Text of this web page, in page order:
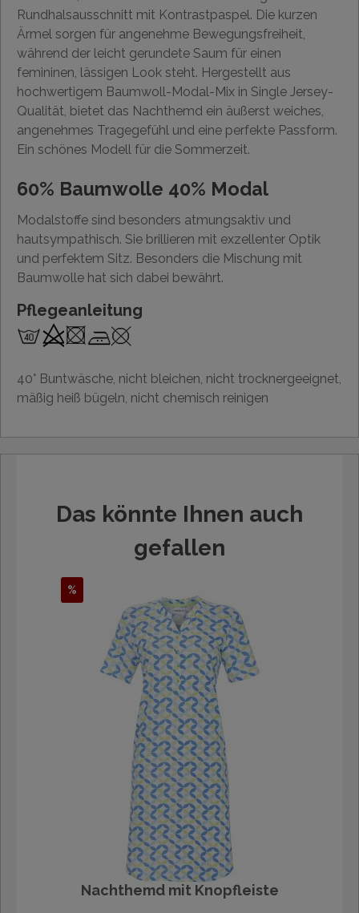
Rundhalsausschnitt mit Kontrastpaspel. Die kurzen
Ärmel sorgen für angenehme Bewegungsfreiheit,
während der leicht gerundete Saum für einen
femininen, lässigen Look steht. Hergestellt aus
hochwertigem Baumwoll-Modal-Mix in Single Jersey-
Qualität, bietet das Nachthemd ein äußerst weiches,
angenehmes Tragegefühl und eine perfekte Passform.
Ein schönes Modell für die Sommerzeit.
60% Baumwolle 40% Modal
Modalstoffe sind besonders atmungsaktiv und
hautsympathisch. Sie brillieren mit exzellenter Optik
und perfektem Sitz. Besonders die Mischung mit
Baumwolle hat sich dabei bewährt.
Pflegeanleitung
40° Buntwäsche, nicht bleichen, nicht trocknergeeignet,
mäßig heiß bügeln, nicht chemisch reinigen
Das könnte Ihnen auch
gefallen
%
Nachthemd mit Knopfleiste